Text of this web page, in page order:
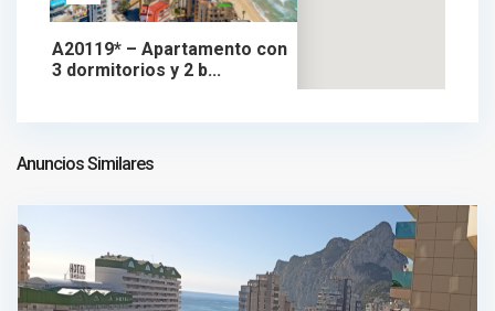
A20119* – Apartamento con
3 dormitorios y 2 b...
945.000 €
Anuncios Similares